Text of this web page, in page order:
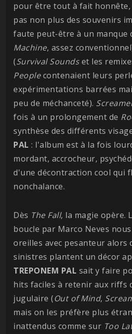
pour être tout à fait
pas non plus des souvenirs
faute peut-être à un manque
Machine, assez
(Survival Soundset les
Peoplecontenaient leurs
expérimentations barrées
peu de méchanceté).
fois à un prolongement de
synthèse des différents
PAL : l'album est à la fois
mordant, accrocheur,
d'une décontraction cool qui
nonchalance.
Dès The Fall, la magie opère.
boucle par Marco Neves
oreilles avec pesanteur alors
sinistres plantent un décor
TREPONEM PAL sait y faire
hits faciles à retenir aux riffs
jugulaire (Out of Mind,
mais on les préfère plus
inattendus comme sur Too